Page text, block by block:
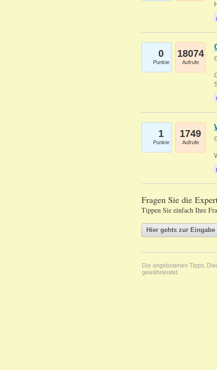
0
Punkte
18074
Aufrufe
1
Punkte
1749
Aufrufe
Fragen Sie die
Tippen Sie einfach Ihre
Die angebotenen Tipps,
gewährleistet.